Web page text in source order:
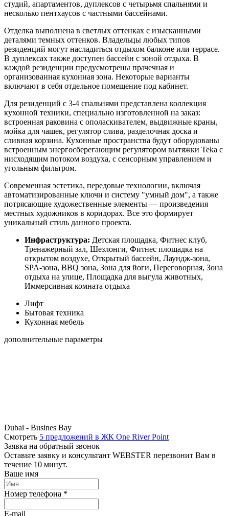
студий, апартаментов, дуплексов с четырьмя спальнями и
несколько пентхаусов с частными бассейнами.
Отделка выполнена в светлых оттенках с изысканными
деталями темных оттенков. Владельцы любых типов
резиденций могут насладиться отдыхом балконе или террасе.
В дуплексах также доступен бассейн с зоной отдыха. В
каждой резиденции предусмотрены прачечная и
организованная кухонная зона. Некоторые варианты
включают в себя отдельное помещение под кабинет.
Для резиденций с 3-4 спальнями представлена коллекция
кухонной техники, специально изготовленной на заказ:
встроенная раковина с ополаскивателем, выдвижные краны,
мойка для чашек, регулятор слива, разделочная доска и
сливная корзина. Кухонные пространства будут оборудованы
встроенным энергосберегающим регулятором вытяжки Teka с
нисходящим потоком воздуха, с сенсорным управлением и
угольным фильтром.
Современная эстетика, передовые технологии, включая
автоматизированные ключи и систему "умный дом", а также
потрясающие художественные элементы — произведения
местных художников в коридорах. Все это формирует
уникальный стиль данного проекта.
Инфраструктура: Детская площадка, Фитнес клуб,
Тренажерный зал, Шезлонги, Фитнес площадка на
открытом воздухе, Открытый бассейн, Лаундж-зона,
SPA-зона, BBQ зона, Зона для йоги, Переговорная, Зона
отдыха на улице, Площадка для выгула животных,
Иммерсивная комната отдыха
Лифт
Бытовая техника
Кухонная мебель
дополнительные параметры
Dubai - Busines Bay
Смотреть 5 предложений в ЖК One River Point
Заявка на обратный звонок
Оставьте заявку и консультант WEBSTER перезвонит Вам в
течение 10 минут.
Ваше имя
Номер телефона *
E-mail